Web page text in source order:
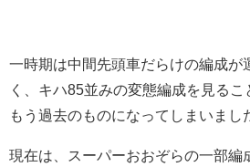
一時期は中間先頭車だらけの編成が
く、キハ85並みの変態編成を見る
もう過去のものになってしまいまし
現在は、スーパーおおぞらの一部編